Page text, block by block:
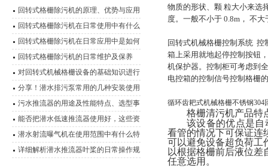
回转式格栅除污机的原理、优势与应用
回转式格栅除污机在日常使用中有什么
优点？
回转式格栅除污机在日常应用中是如何
运行的？
回转式格栅除污机的日常维护及保养
对回转式机械格栅设备的基础知识进行
详细说明
分享！潜水排污泵常用的几种安装使用
方式
污水推流器的用途及性能特点、选型事
项说明
能否把潜水低速推流器使用好，这些资
料是关键
潜水射流曝气机在使用范围中有什么特
点？
详细解析潜水推流器叶桨的日常操作规
物质的形状、颗 粒大小来选
度。一般不小于 0.8m ， 不大
回转式机械格栅控制系统 控
箱上采用就地起停控制按钮
机保护器。控制柜可考虑到
电控箱的控制信号控制格栅
循环齿耙式机械格栅不锈钢304
格栅清污机产品特
该设备的优点是
看管的情况下可保证连
可以避免设备超负荷工
以根据格栅前后液位
任意选用。